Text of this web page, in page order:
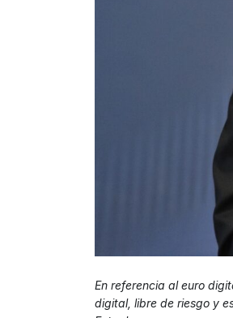
En referencia al euro
digital, libre de riesgo y